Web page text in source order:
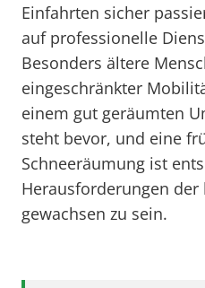
Einfahrten sicher
auf professionelle
Besonders ältere
eingeschränkter
einem gut geräumten
steht bevor, und eine
Schneeräumung ist
Herausforderungen der
gewachsen zu sein.